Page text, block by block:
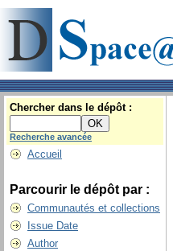
Chercher dans le dépôt :
Recherche avancée
Accueil
Parcourir le dépôt par :
Communautés et collections
Issue Date
Author